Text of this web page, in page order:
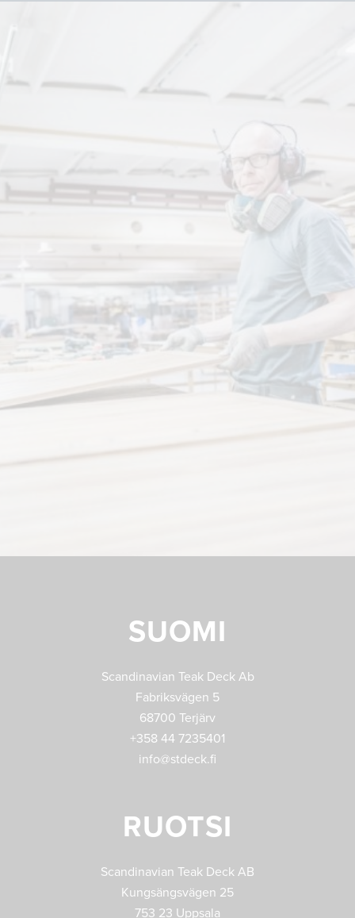
SUOMI
Scandinavian Teak Deck Ab
Fabriksvägen 5
68700 Terjärv
+358 44 7235401
info@stdeck.fi
RUOTSI
Scandinavian Teak Deck AB
Kungsängsvägen 25
753 23 Uppsala